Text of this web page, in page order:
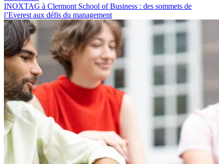
INOXTAG à Clermont School of Business : des sommets de
l’Everest aux défis du management